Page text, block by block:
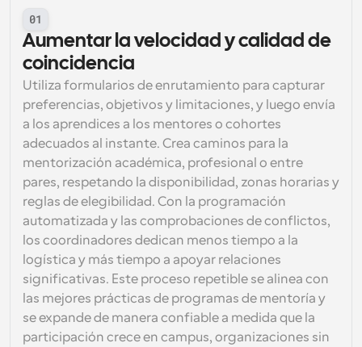
01
Aumentar la velocidad y calidad de
coincidencia
Utiliza formularios de enrutamiento para capturar
preferencias, objetivos y limitaciones, y luego envía
a los aprendices a los mentores o cohortes
adecuados al instante. Crea caminos para la
mentorización académica, profesional o entre
pares, respetando la disponibilidad, zonas horarias y
reglas de elegibilidad. Con la programación
automatizada y las comprobaciones de conflictos,
los coordinadores dedican menos tiempo a la
logística y más tiempo a apoyar relaciones
significativas. Este proceso repetible se alinea con
las mejores prácticas de programas de mentoría y
se expande de manera confiable a medida que la
participación crece en campus, organizaciones sin